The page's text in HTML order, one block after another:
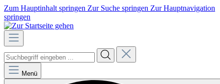
Zum Hauptinhalt springen Zur Suche springen Zur Hauptnavigation
springen
Menü